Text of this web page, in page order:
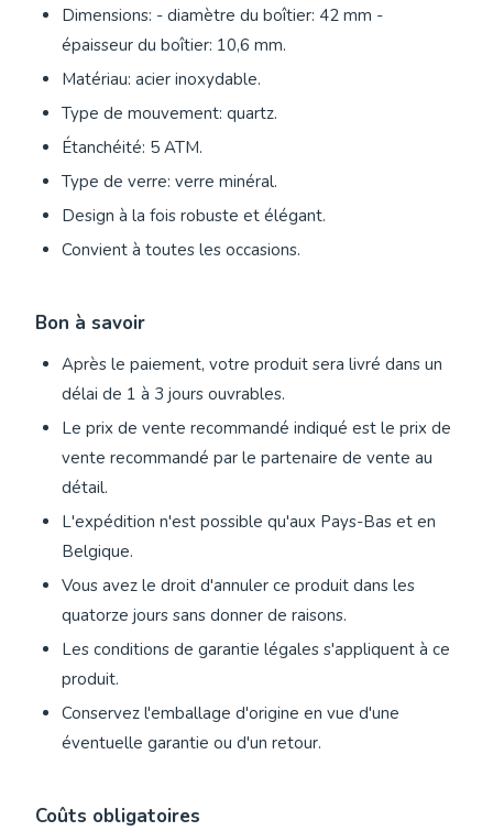
Dimensions: - diamètre du boîtier: 42 mm -
épaisseur du boîtier: 10,6 mm.
Matériau: acier inoxydable.
Type de mouvement: quartz.
Étanchéité: 5 ATM.
Type de verre: verre minéral.
Design à la fois robuste et élégant.
Convient à toutes les occasions.
Bon à savoir
Après le paiement, votre produit sera livré dans un
délai de 1 à 3 jours ouvrables.
Le prix de vente recommandé indiqué est le prix de
vente recommandé par le partenaire de vente au
détail.
L'expédition n'est possible qu'aux Pays-Bas et en
Belgique.
Vous avez le droit d'annuler ce produit dans les
quatorze jours sans donner de raisons.
Les conditions de garantie légales s'appliquent à ce
produit.
Conservez l'emballage d'origine en vue d'une
éventuelle garantie ou d'un retour.
Coûts obligatoires